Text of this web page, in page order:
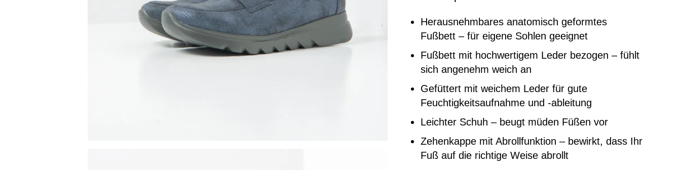
Herausnehmbares anatomisch geformtes
Fußbett – für eigene Sohlen geeignet
Fußbett mit hochwertigem Leder bezogen – fühlt
sich angenehm weich an
Gefüttert mit weichem Leder für gute
Feuchtigkeitsaufnahme und -ableitung
Leichter Schuh – beugt müden Füßen vor
Zehenkappe mit Abrollfunktion – bewirkt, dass Ihr
Fuß auf die richtige Weise abrollt